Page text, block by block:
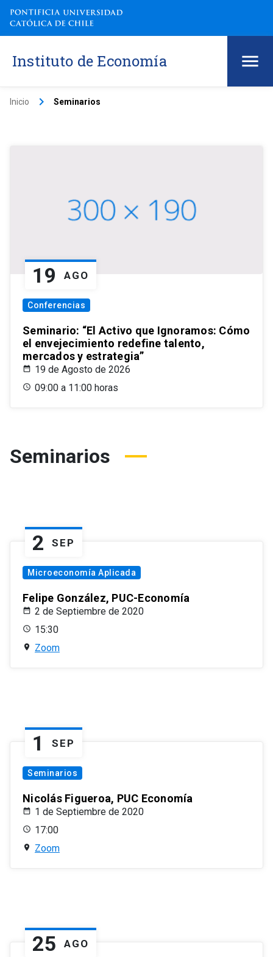
Instituto de Economía
Inicio keyboard_arrow_right Seminarios
19 AGO
Conferencias
Seminario: “El Activo que Ignoramos: Cómo
el envejecimiento redefine talento,
mercados y estrategia”
19 de Agosto de 2026
09:00 a 11:00 horas
Seminarios
2 SEP
Microeconomía Aplicada
Felipe González, PUC-Economía
2 de Septiembre de 2020
15:30
Zoom
1 SEP
Seminarios
Nicolás Figueroa, PUC Economía
1 de Septiembre de 2020
17:00
Zoom
25 AGO